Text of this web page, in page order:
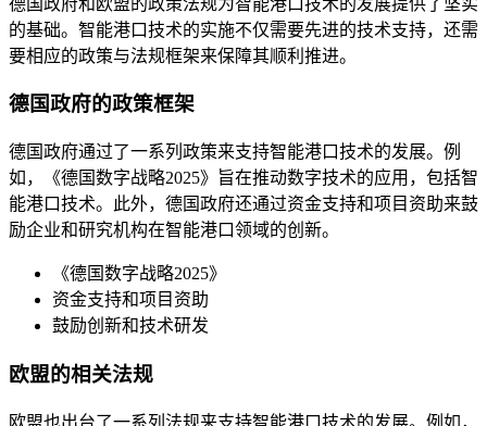
的基础。智能港口技术的实施不仅需要先进的技术支持，还需
要相应的政策与法规框架来保障其顺利推进。
德国政府的政策框架
德国政府通过了一系列政策来支持智能港口技术的发展。例
如，《德国数字战略2025》旨在推动数字技术的应用，包括智
能港口技术。此外，德国政府还通过资金支持和项目资助来鼓
励企业和研究机构在智能港口领域的创新。
《德国数字战略2025》
资金支持和项目资助
鼓励创新和技术研发
欧盟的相关法规
欧盟也出台了一系列法规来支持智能港口技术的发展。例如，